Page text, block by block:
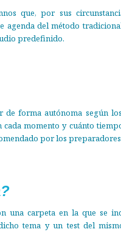
que, por sus
agenda del método
predefinido.
de forma autónoma según
cada momento y cuánto
por los
una carpeta en la que se
tema y un test del